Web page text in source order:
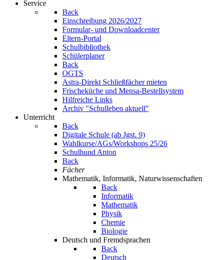
Service
Back
Einschreibung 2026/2027
Formular- und Downloadcenter
Eltern-Portal
Schulbibliothek
Schülerplaner
Back
OGTS
Astra-Direkt Schließfächer mieten
Frischeküche und Mensa-Bestellsystem
Hilfreiche Links
Archiv "Schulleben aktuell"
Unterricht
Back
Digitale Schule (ab Jgst. 9)
Wahlkurse/AGs/Workshops 25/26
Schulhund Anton
Back
Fächer
Mathematik, Informatik, Naturwissenschaften
Back
Informatik
Mathematik
Physik
Chemie
Biologie
Deutsch und Fremdsprachen
Back
Deutsch